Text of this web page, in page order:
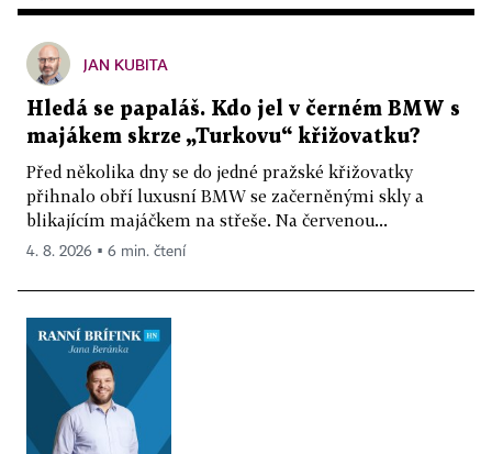
JAN KUBITA
Hledá se papaláš. Kdo jel v černém BMW s
majákem skrze „Turkovu“ křižovatku?
Před několika dny se do jedné pražské křižovatky
přihnalo obří luxusní BMW se začerněnými skly a
blikajícím majáčkem na střeše. Na červenou...
4. 8. 2026 ▪ 6 min. čtení